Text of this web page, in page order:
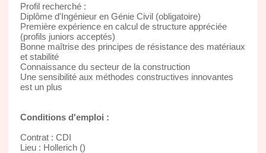
Profil recherché :
Diplôme d'Ingénieur en Génie Civil (obligatoire)
Première expérience en calcul de structure appréciée
(profils juniors acceptés)
Bonne maîtrise des principes de résistance des matériaux
et stabilité
Connaissance du secteur de la construction
Une sensibilité aux méthodes constructives innovantes
est un plus
Conditions d'emploi :
Contrat : CDI
Lieu : Hollerich ()